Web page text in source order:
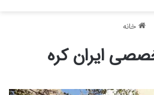
خانه
ایران کره